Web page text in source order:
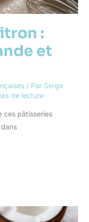
:
et
/ Par Serge
de lecture
ces pâtisseries